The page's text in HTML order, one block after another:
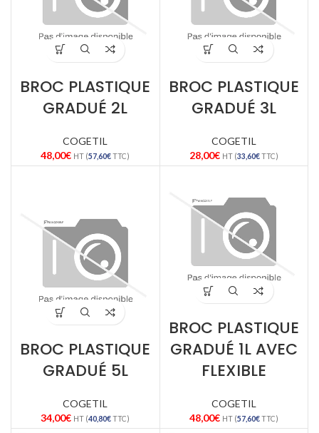
BROC PLASTIQUE
GRADUÉ 2L
COGETIL
48,00€ HT (57,60€TTC)
BROC PLASTIQUE
GRADUÉ 3L
COGETIL
28,00€ HT (33,60€TTC)
BROC PLASTIQUE
GRADUÉ 5L
COGETIL
34,00€ HT (40,80€TTC)
BROC PLASTIQUE
GRADUÉ 1L AVEC
FLEXIBLE
COGETIL
48,00€ HT (57,60€TTC)